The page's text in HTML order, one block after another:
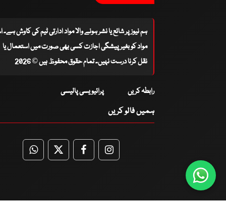
ہم نیوز پر شائع یا نشر ہونے والا مواد ادارتی ٹیم کی کاوش
مواد کو بغیر پیشگی اجازت کسی بھی صورت میں استعمال یا
نقل کرنا درست نہیں۔ تمام حقوق محفوظ ہیں © 2026
رابطہ کریں پرائیویسی پالیسی
ہمیں فالو کریں
WhatsApp
TwitterFacebookFacebook